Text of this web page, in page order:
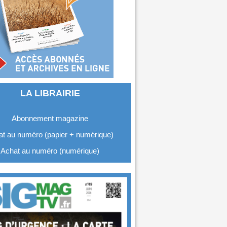
LA LIBRAIRIE
Abonnement magazine
au numéro (papier + numérique)
Achat au numéro (numérique)